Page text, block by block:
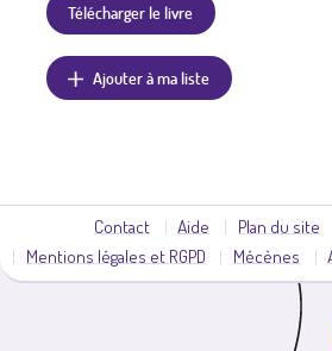
Télécharger le livre
Ajouter à ma liste
Contact Aide Plan du site
Mentions légales et RGPD
Mécènes